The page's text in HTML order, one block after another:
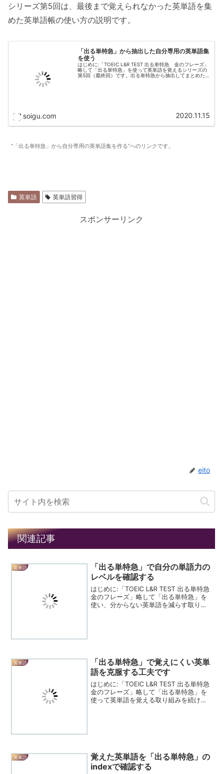
シリーズ第5回は、最後まで覚えられなかった英単語を集
めた英単語帳の使い方の説明です。
「出る単特急」から抽出した自分専用の英単語集
を使う
はじめに:「TOEIC L&R TEST 出る単特急 金のフレーズ」
略して「出る単特急」を使って英単語を覚えるシリーズの
第5回（最終回）です。出る単特急から抽出してまとめた
soigu.com 2020.11.15
“「出る単特急」から自分専用の英単語集を作る”へのリンクです。
英単語 英単語習得
スポンサーリンク
eito
関連記事
英単語
「出る単特急」で自分の単語力の
レベルを確認する
はじめに:「TOEIC L&R TEST 出る単特急
金のフレーズ」略して「出る単特急」を
使い、分からない英単語を減らす取り組
英単語
「出る単特急」で覚えにくい英単
語を克服する工夫です
はじめに:「TOEIC L&R TEST 出る単特急
金のフレーズ」略して「出る単特急」を
使って英単語を覚える取り組みを続けま
英単語
覚えた英単語を「出る単特急」の
indexで確認する